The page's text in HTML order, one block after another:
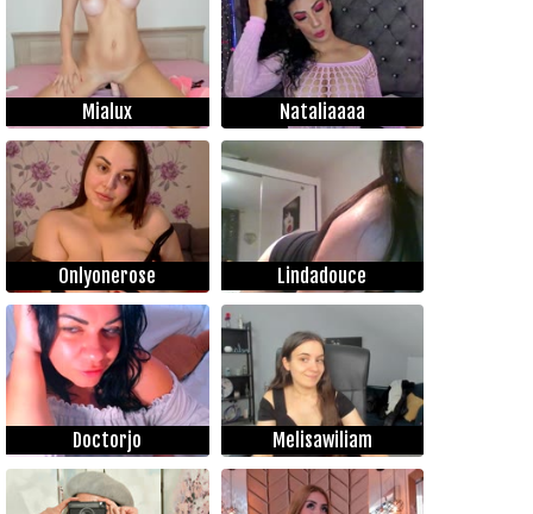
Mialux Nataliaaaa
Onlyonerose Lindadouce
Doctorjo Melisawiliam